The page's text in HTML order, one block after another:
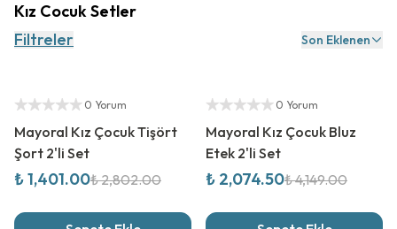
Kız Cocuk Setler
Filtreler
Son Eklenen
Yetkili Satıcı
0 Yorum
Mayoral Kız Çocuk Tişört
Şort 2'li Set
₺ 1,401.00₺ 2,802.00
Yetkili Satıcı
0 Yorum
Mayoral Kız Çocuk Bluz
Etek 2'li Set
₺ 2,074.50₺ 4,149.00